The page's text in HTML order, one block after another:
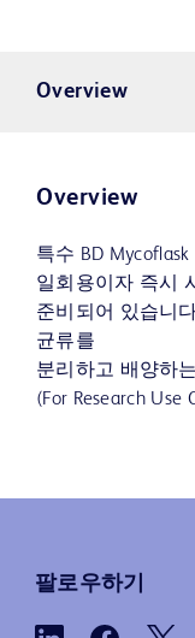
Overview
Overview
특수 BD
일회용이자 즉시
준비되어 있습니
균류를
분리하고 배양하
(For Research Use
팔로우하기